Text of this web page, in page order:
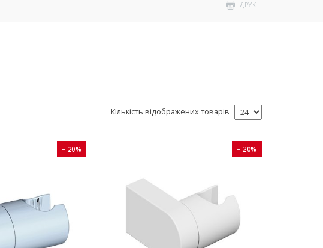
ДРУК
Кількість відображених товарів
− 20% − 20%